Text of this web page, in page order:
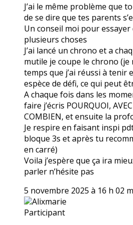
J’ai le même problème que
de se dire que tes parents
Un conseil moi pour essayer
plusieurs choses
J’ai lancé un chrono et a
mutile je coupe le chrono (je
temps que j’ai réussi à tenir
espèce de défi, ce qui peut
A chaque fois dans les
faire j’écris POURQUOI,
COMBIEN, et ensuite la
Je respire en faisant inspi
bloque 3s et après tu
en carré)
Voila j’espère que ça ira
parler n’hésite pas
5 novembre 2025 à 16 h 02
Alixmarie
Participant